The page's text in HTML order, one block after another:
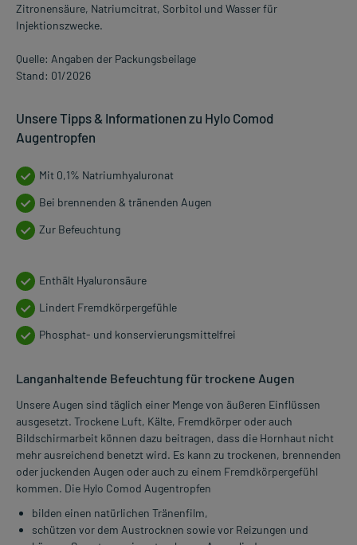
Zitronensäure, Natriumcitrat, Sorbitol und Wasser für
Injektionszwecke.
Quelle: Angaben der Packungsbeilage
Stand: 01/2026
Unsere Tipps & Informationen zu Hylo Comod
Augentropfen
Mit 0,1% Natriumhyaluronat
Bei brennenden & tränenden Augen
Zur Befeuchtung
Enthält Hyaluronsäure
Lindert Fremdkörpergefühle
Phosphat- und konservierungsmittelfrei
Langanhaltende Befeuchtung für trockene Augen
Unsere Augen sind täglich einer Menge von äußeren Einflüssen
ausgesetzt. Trockene Luft, Kälte, Fremdkörper oder auch
Bildschirmarbeit können dazu beitragen, dass die Hornhaut nicht
mehr ausreichend benetzt wird. Es kann zu trockenen, brennenden
oder juckenden Augen oder auch zu einem Fremdkörpergefühl
kommen. Die Hylo Comod Augentropfen
bilden einen natürlichen Tränenfilm,
schützen vor dem Austrocknen sowie vor Reizungen und